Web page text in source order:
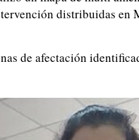
distribuidas en
de afectación